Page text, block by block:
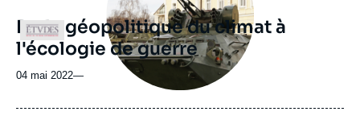
Logo
De la géopolitique du climat à
l'écologie de guerre
04 mai 2022—